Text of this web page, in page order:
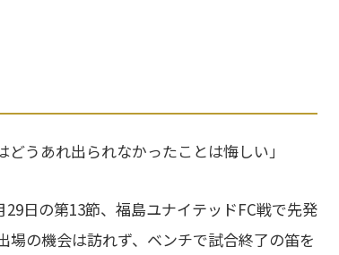
うあれ出られなかったことは悔しい」
日の第13節、福島ユナイテッドFC戦で先発
の機会は訪れず、ベンチで試合終了の笛を